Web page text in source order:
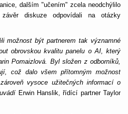
dalším "učením" zcela neodchýlilo
diskuze odpovídali na otázky
možnost být partnerem tak významné
obrovskou kvalitu panelu o AI, který
Pomaizlová. Byl složen z odborníků,
což dalo všem přítomným možnost
vysoce užitečných informací o
Erwin Hanslik, řídící partner Taylor